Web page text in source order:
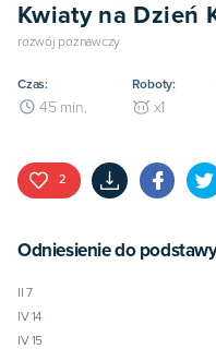
Kwiaty na Dzień
rozwój poznawczy
Czas:
45min.
Roboty:
x1
2
Odniesienie do
II 7
IV 14
IV 15